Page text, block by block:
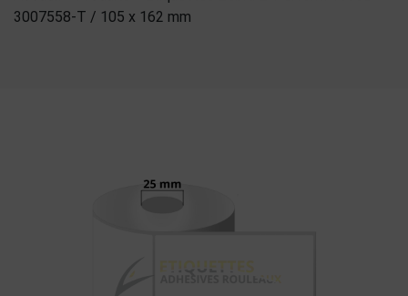
3007558-T / 105 x 162 mm